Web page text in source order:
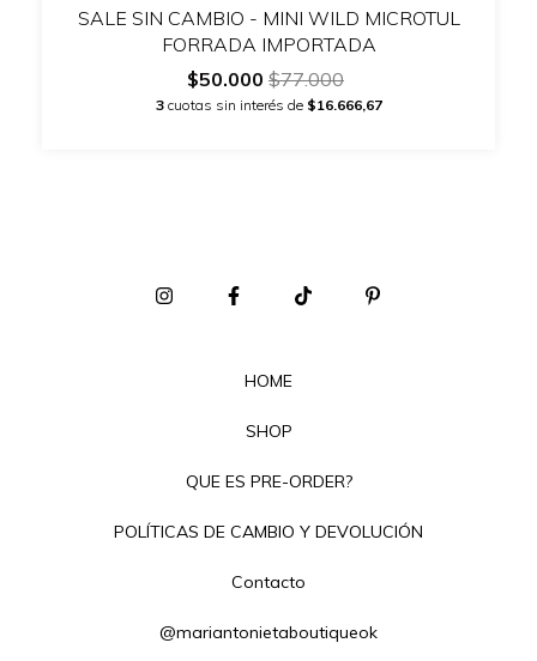
SALE SIN CAMBIO - MINI WILD MICROTUL
FORRADA IMPORTADA
$50.000 $77.000
3 cuotas sin interés de $16.666,67
HOME
SHOP
QUE ES PRE-ORDER?
POLÍTICAS DE CAMBIO Y DEVOLUCIÓN
Contacto
@mariantonietaboutiqueok